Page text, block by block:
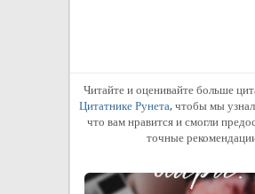
Читайте и оценивайте больше
Цитатнике Рунета, чтобы мы
что вам нравится и смогли
точные